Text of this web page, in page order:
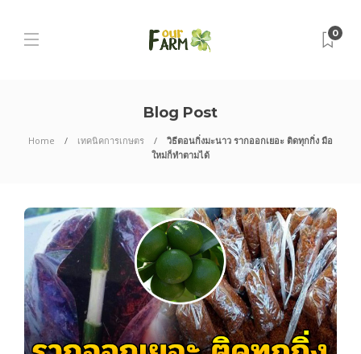
0
Blog Post
Home เทคนิคการเกษตร
วิธีตอนกิ่งมะนาว รากออกเยอะ ติดทุกกิ่ง มือ
ใหม่ก็ทำตามได้